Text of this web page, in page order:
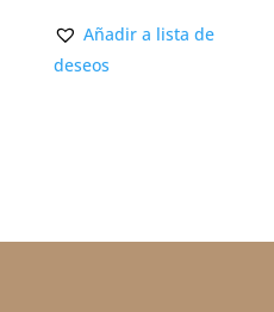
Añadir a lista de
deseos